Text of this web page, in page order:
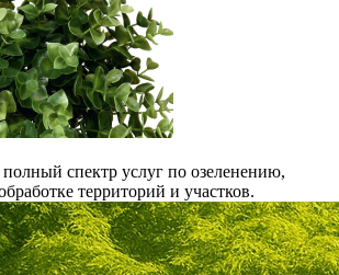
спектр услуг по озеленению,
территорий и участков.